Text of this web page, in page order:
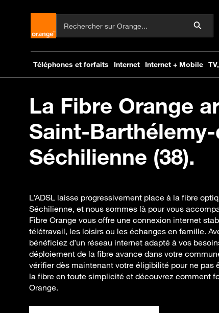
La Fibre Orange
Saint-
Séchilienne (38).
L’ADSL laisse progressivement place à la fibre
Séchilienne, et nous sommes là pour vous
Fibre Orange vous offre une connexion internet
télétravail, les loisirs ou les échanges en famille.
bénéficiez d’un réseau internet adapté à vos
déploiement de la fibre avance dans votre
vérifier dès maintenant votre éligibilité pour ne pas
la fibre en toute simplicité et découvrez comment
Orange.